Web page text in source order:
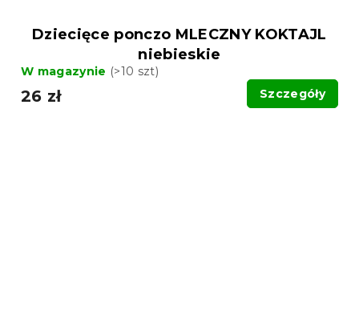
Dziecięce ponczo MLECZNY KOKTAJL
niebieskie
W magazynie (>10 szt)
26 zł Szczegóły